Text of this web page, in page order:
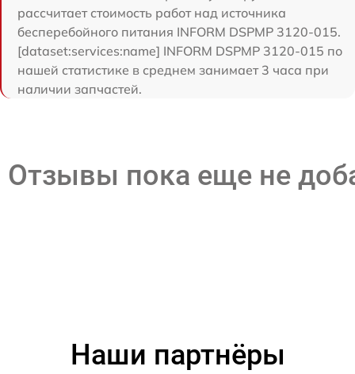
рассчитает стоимость работ над источника
бесперебойного питания INFORM DSPMP 3120-015.
[dataset:services:name] INFORM DSPMP 3120-015 по
нашей статистике в среднем занимает 3 часа при
наличии запчастей.
Отзывы пока еще не
Наши партнёры